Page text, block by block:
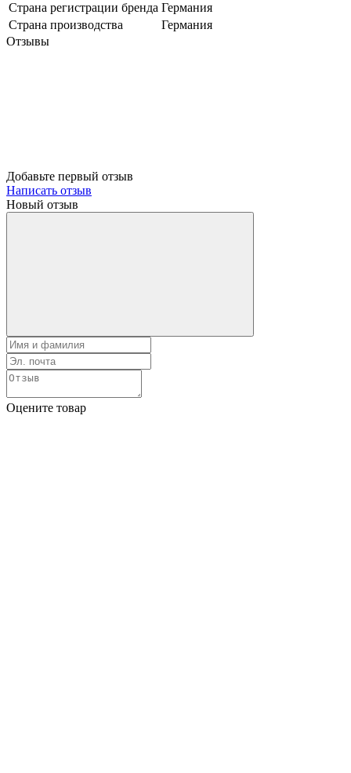
Страна регистрации бренда Германия
Страна производства
Германия
Отзывы
Добавьте первый отзыв
Написать отзыв
Новый отзыв
Оцените товар